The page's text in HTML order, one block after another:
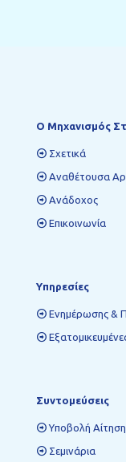
Ο Mηχανισμός
Σχετικά
Αναθέτουσα
Ανάδοχος
Επικοινωνία
Υπηρεσίες
Ενημέρωσης &
Συντομεύσεις
Υποβολή
Σεμινάρια